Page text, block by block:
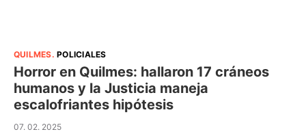
QUILMES.POLICIALES
Horror en Quilmes: hallaron 17 cráneos
humanos y la Justicia maneja
escalofriantes hipótesis
07. 02. 2025